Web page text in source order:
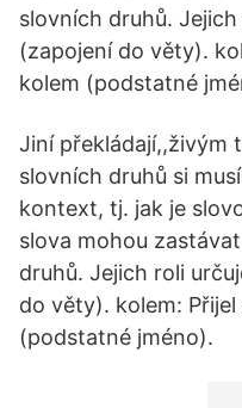
slovních druhů.
(zapojení do věty).
kolem (podstatné
Jiní překládají,,živým
slovních druhů si
kontext, tj. jak je
slova mohou
druhů. Jejich roli
do věty). kolem:
(podstatné jméno).